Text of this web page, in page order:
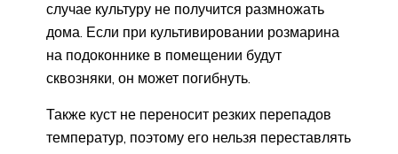
случае культуру не получится размножать
дома. Если при культивировании розмарина
на подоконнике в помещении будут
сквозняки, он может погибнуть.
Также куст не переносит резких перепадов
температур, поэтому его нельзя переставлять